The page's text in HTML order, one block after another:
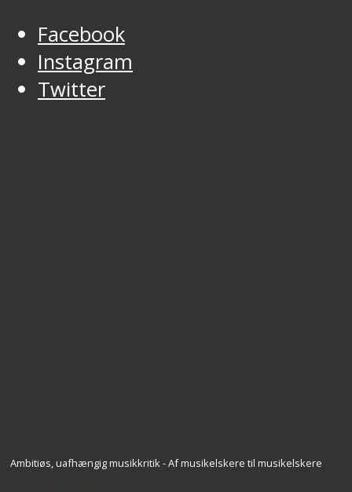
Facebook
Instagram
Twitter
Ambitiøs, uafhængig musikkritik - Af musikelskere til musikelskere